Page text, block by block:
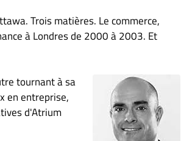
Trois matières. Le commerce,
à Londres de 2000 à 2003. Et
tournant à sa
en entreprise,
d'Atrium